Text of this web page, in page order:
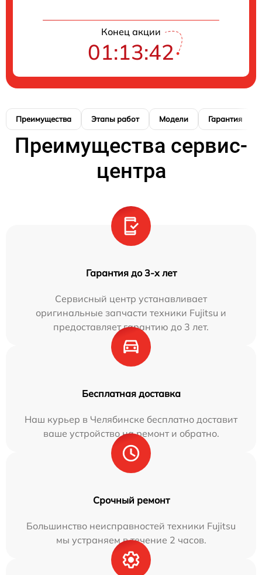
Конец акции
01:13:41
Преимущества Этапы работ Модели Гарантия
Преимущества сервис-
центра
Гарантия до 3-х лет
Сервисный центр устанавливает
оригинальные запчасти техники Fujitsu и
предоставляет гарантию до 3 лет.
Бесплатная доставка
Наш курьер в Челябинске бесплатно доставит
ваше устройство на ремонт и обратно.
Срочный ремонт
Большинство неисправностей техники Fujitsu
мы устраняем в течение 2 часов.